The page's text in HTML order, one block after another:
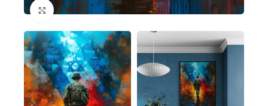
Cliquez pour agrandir